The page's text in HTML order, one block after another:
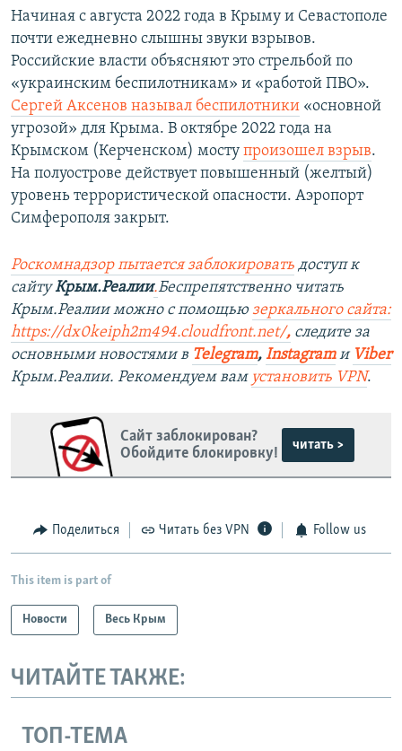
Начиная с августа 2022 года в Крыму и Севастополе
почти ежедневно слышны звуки взрывов.
Российские власти объясняют это стрельбой по
«украинским беспилотникам» и «работой ПВО».
Сергей Аксенов называл беспилотники «основной
угрозой» для Крыма. В октябре 2022 года на
Крымском (Керченском) мосту произошел взрыв.
На полуострове действует повышенный (желтый)
уровень террористической опасности. Аэропорт
Симферополя закрыт.
Роскомнадзор пытается заблокировать доступ к
сайтуКрым.Реалии.Беспрепятственно читать
Крым.Реалии можно с помощью зеркального сайта:
https://dx0keiph2m494.cloudfront.net/, следите за
основными новостями в Telegram, Instagramи Viber
Крым.Реалии. Рекомендуем вам установить VPN.
Сайт заблокирован?
Обойдите блокировку!
читать >
Поделиться Читать без VPN Follow us
This item is part of
Новости Весь Крым
ЧИТАЙТЕ ТАКЖЕ:
ТОП-ТЕМА